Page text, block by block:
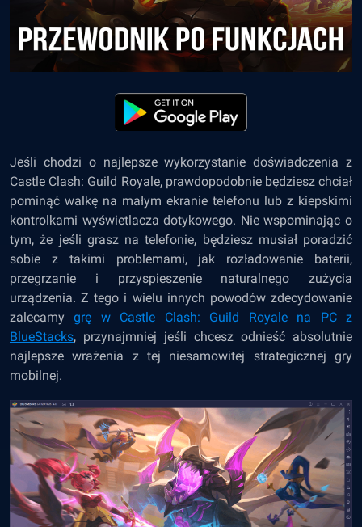
Jeśli chodzi o najlepsze wykorzystanie doświadczenia z
Castle Clash: Guild Royale, prawdopodobnie będziesz chciał
pominąć walkę na małym ekranie telefonu lub z kiepskimi
kontrolkami wyświetlacza dotykowego. Nie wspominając o
tym, że jeśli grasz na telefonie, będziesz musiał poradzić
sobie z takimi problemami, jak rozładowanie baterii,
przegrzanie i przyspieszenie naturalnego zużycia
urządzenia. Z tego i wielu innych powodów zdecydowanie
zalecamygrę w Castle Clash: Guild Royale na PC z
BlueStacks, przynajmniej jeśli chcesz odnieść absolutnie
najlepsze wrażenia z tej niesamowitej strategicznej gry
mobilnej.